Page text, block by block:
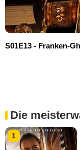
S01E13 - Franken-
Die
1